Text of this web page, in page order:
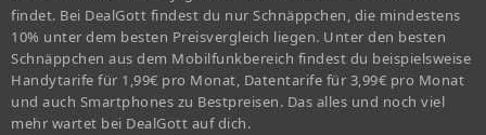
findet. Bei DealGott findest du nur Schnäppchen, die mindestens
10% unter dem besten Preisvergleich liegen. Unter den besten
Schnäppchen aus dem Mobilfunkbereich findest du beispielsweise
Handytarife für 1,99€ pro Monat, Datentarife für 3,99€ pro Monat
und auch Smartphones zu Bestpreisen. Das alles und noch viel
mehr wartet bei DealGott auf dich.